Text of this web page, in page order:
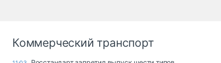
Коммерческий транспорт